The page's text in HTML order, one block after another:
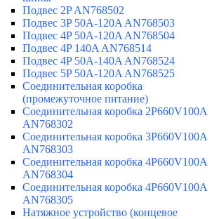
Подвес 2P AN768502
Подвес 3P 50A-120A AN768503
Подвес 4P 50A-120A AN768504
Подвес 4P 140A AN768514
Подвес 4P 50A-140A AN768524
Подвес 5P 50A-120A AN768525
Соединительная коробка
(промежуточное питание)
Соединительная коробка 2P660V100A
AN768302
Соединительная коробка 3P660V100A
AN768303
Соединительная коробка 4P660V100A
AN768304
Соединительная коробка 4P660V100A
AN768305
Натяжное устройство (концевое